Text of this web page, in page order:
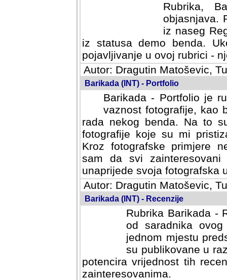
Rubrika,
objasnjava.
iz naseg
iz statusa demo benda.
pojavljivanje u ovoj rubrici -
Autor: Dragutin Matoševic,
Barikada (INT) - Portfolio
Barikada - Portfolio je
vaznost fotografije, kao
rada nekog benda. Na to
fotografije koje su mi
fotografske primjere
svi zainteresovani
svoja fotografska umijeca.
Autor: Dragutin Matoševic,
Barikada (INT) - Recenzije
Rubrika Barikada -
od saradnika
jednom mjestu
su publikovane u
potencira vrijednost tih
zainteresovanima.